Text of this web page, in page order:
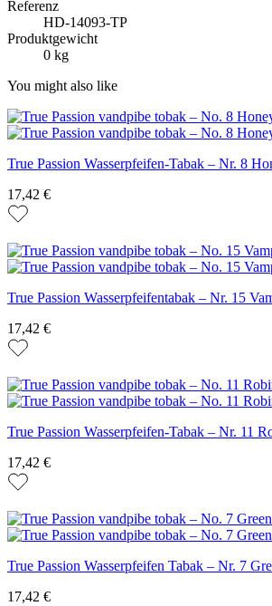
Referenz
HD-14093-TP
Produktgewicht
0 kg
You might also like
True Passion Wasserpfeifen-Tabak – Nr. 8
17,42 €
True Passion Wasserpfeifentabak – Nr. 15
17,42 €
True Passion Wasserpfeifen-Tabak – Nr. 11
17,42 €
True Passion Wasserpfeifen Tabak – Nr. 7
17,42 €